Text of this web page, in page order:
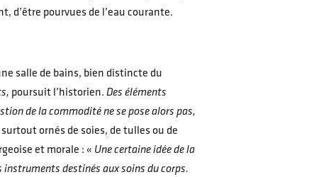
d’être pourvues de l’eau courante.
salle de bains, bien distincte du
poursuit l’historien. Des éléments
de la commodité ne se pose alors pas,
ornés de soies, de tulles ou de
et morale : « Une certaine idée de la
instruments destinés aux soins du corps.